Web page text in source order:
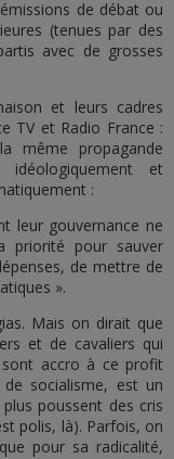
de débat ou
(tenues par des
avec de grosses
et leurs cadres
TV et Radio France :
même propagande
et
:
leur gouvernance ne
priorité pour sauver
de mettre de
».
Mais on dirait que
et de cavaliers qui
accro à ce profit
socialisme, est un
poussent des cris
polis, là). Parfois, on
pour sa radicalité,